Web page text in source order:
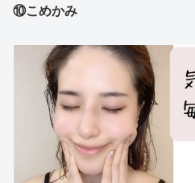
⑩こめかみ